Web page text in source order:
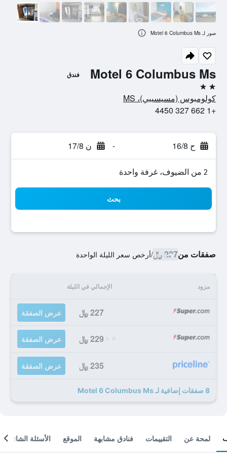
Motel 6 Columbus Ms فندق
2 نجمتين
كولومبوس (مسيسيبي)، MS
+1 662 327 4450
ح 16/8 - ن 17/8
2 من الضيوف، غرفة واحدة
بحث
صفقات من227 ﷼ /أرخص سعر الليلة الواحدة
مزود الإجمالي في الليلة
227 ﷼ عرض الصفقة
229 ﷼ عرض الصفقة
235 ﷼ عرض الصفقة
8 صفقات إضافية لـ Motel 6 Columbus Ms
صور لـ Motel 6 Columbus Ms
لمحة عن التقييمات فنادق مشابهة الموقع الأسئلة الشائعة